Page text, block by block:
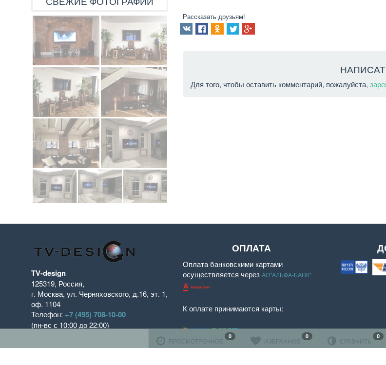
СРАВНИТЬ
0
ИЗБРАННОЕ
0
ПРОСМОТРЕННОЕ
0
Рассказать друзьям!
Для того, чтобы оставить комментарий, пожалуйста,
TV-design
125319, Россия,
г. Москва, ул. Черняховского, д.16, эт. 1,
оф. 1104
Телефон: +7 (495) 708-10-00
(пн-вс с 10:00 до 22:00)
ОПЛАТА
Оплата банковскими картами
осуществляется черезАО"АЛЬФА-БАНК"
Подробнее об оплате